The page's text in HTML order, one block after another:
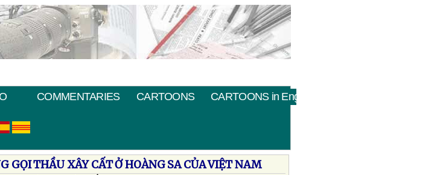
COMMENTARIES CARTOONS CARTOONS in English
GỌI THẦU XÂY CẤT Ở HOÀNG SA CỦA VIỆT NAM